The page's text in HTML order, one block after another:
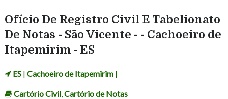
Ofício De Registro Civil E Tabelionato
De Notas - São Vicente - - Cachoeiro de
Itapemirim - ES
ES| Cachoeiro de Itapemirim|
Cartório Civil,Cartório de Notas